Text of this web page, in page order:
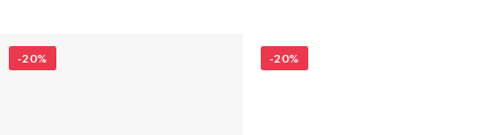
-20% -20%